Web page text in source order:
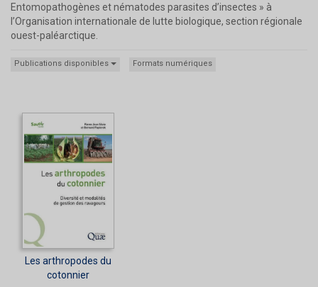
Entomopathogènes et nématodes parasites d’insectes » à
l’Organisation internationale de lutte biologique, section régionale
ouest-paléarctique.
Publications disponibles Formats numériques
Les arthropodes du
cotonnier